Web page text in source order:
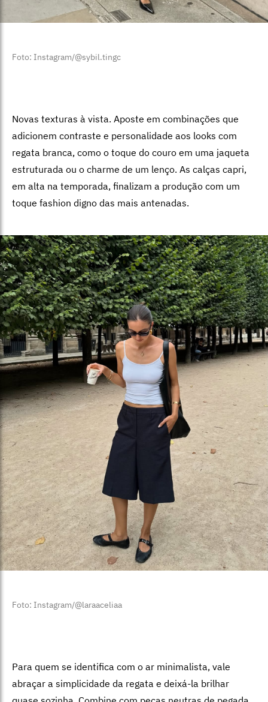
Foto: Instagram/@sybil.tingc
Novas texturas à vista. Aposte em combinações que
adicionem contraste e personalidade aos looks com
regata branca, como o toque do couro em uma jaqueta
estruturada ou o charme de um lenço. As calças capri,
em alta na temporada, finalizam a produção com um
toque fashion digno das mais antenadas.
Foto: Instagram/@laraaceliaa
Para quem se identifica com o ar minimalista, vale
abraçar a simplicidade da regata e deixá-la brilhar